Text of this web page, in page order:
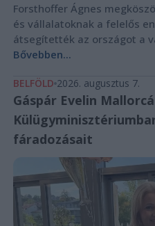
Forsthoffer Ágnes
és vállalatoknak a felelős
átsegítették az országot a
Bővebben...
BELFÖLD 2026. augusztus 7.
Gáspár Evelin
fáradozásait